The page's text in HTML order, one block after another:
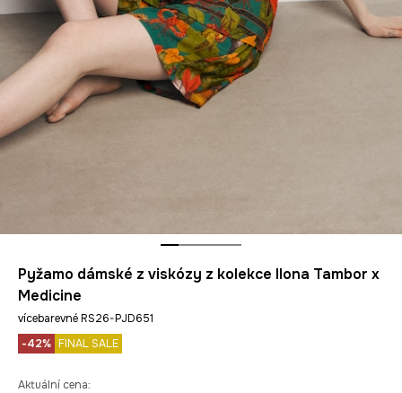
Pyžamo dámské z viskózy z kolekce Ilona Tambor x
Medicine
vícebarevné RS26-PJD651
-42% FINAL SALE
Aktuální cena: